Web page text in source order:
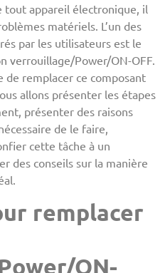
tout appareil électronique, il
matériels. L’un des
par les utilisateurs est le
verrouillage/Power/ON-OFF.
de remplacer ce composant
allons présenter les étapes
présenter des raisons
de le faire,
cette tâche à un
des conseils sur la manière
remplacer
ON-